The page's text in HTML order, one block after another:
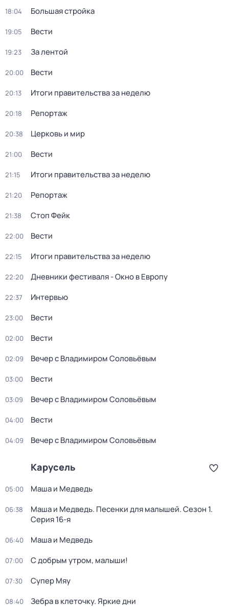
18:04 Большая стройка
19:05 Вести
19:23 За лентой
20:00 Вести
20:13 Итоги правительства за неделю
20:18 Репортаж
20:38 Церковь и мир
21:00 Вести
21:15 Итоги правительства за неделю
21:20 Репортаж
21:38 Стоп Фейк
22:00 Вести
22:15 Итоги правительства за неделю
22:20 Дневники фестиваля - Окно в Европу
22:37 Интервью
23:00 Вести
02:00 Вести
02:09 Вечер с Владимиром Соловьёвым
03:00 Вести
03:09 Вечер с Владимиром Соловьёвым
04:00 Вести
04:09 Вечер с Владимиром Соловьёвым
Карусель
05:00 Маша и Медведь
06:38 Маша и Медведь. Песенки для малышей. Сезон 1.
Серия 16-я
06:40 Маша и Медведь
07:00 С добрым утром, малыши!
07:30 Супер Мяу
08:40 Зебра в клеточку. Яркие дни